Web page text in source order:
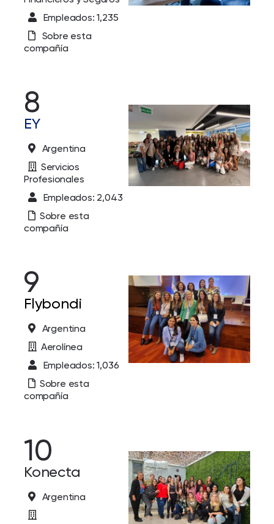
Empleados: 1,235
Sobre esta
compañía
8
EY
Argentina
Servicios
Profesionales
Empleados: 2,043
Sobre esta
compañía
9
Flybondi
Argentina
Aerolínea
Empleados: 1,036
Sobre esta
compañía
10
Konecta
Argentina